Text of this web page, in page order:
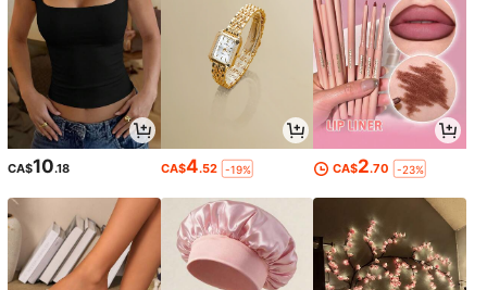
CA$10.18 CA$4.52 -19% CA$2.70 -23%